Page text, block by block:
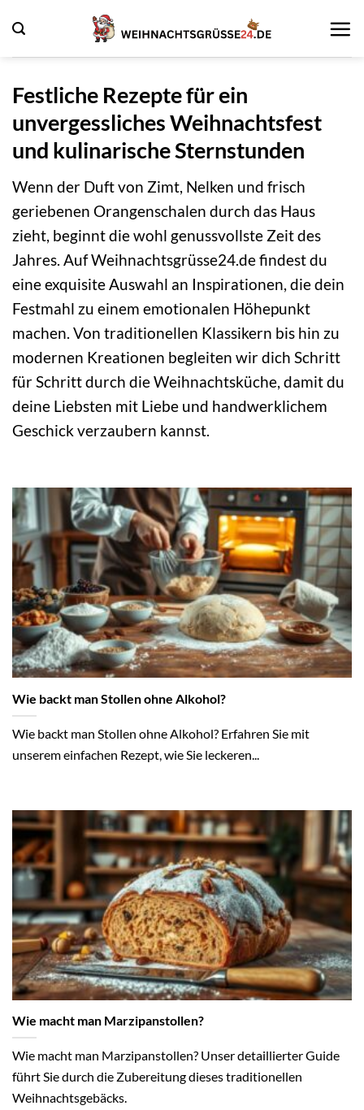
Inhalt
springen
Festliche Rezepte für ein
unvergessliches Weihnachtsfest
und kulinarische Sternstunden
Wenn der Duft von Zimt, Nelken und frisch
geriebenen Orangenschalen durch das Haus
zieht, beginnt die wohl genussvollste Zeit des
Jahres. Auf Weihnachtsgrüsse24.de findest du
eine exquisite Auswahl an Inspirationen, die dein
Festmahl zu einem emotionalen Höhepunkt
machen. Von traditionellen Klassikern bis hin zu
modernen Kreationen begleiten wir dich Schritt
für Schritt durch die Weihnachtsküche, damit du
deine Liebsten mit Liebe und handwerklichem
Geschick verzaubern kannst.
Wie backt man Stollen ohne Alkohol?
Wie backt man Stollen ohne Alkohol? Erfahren Sie mit
unserem einfachen Rezept, wie Sie leckeren...
Wie macht man Marzipanstollen?
Wie macht man Marzipanstollen? Unser detaillierter Guide
führt Sie durch die Zubereitung dieses traditionellen
Weihnachtsgebäcks.